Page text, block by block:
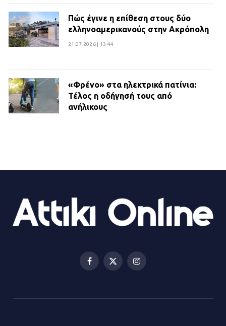
Πώς έγινε η επίθεση στους δύο
ελληνοαμερικανούς στην Ακρόπολη
21.07.2026 | 13:44
«Φρένο» στα ηλεκτρικά πατίνια:
Τέλος η οδήγησή τους από
ανήλικους
Βριλήσσια: Αυτοκίνητο έσπασε
τζαμαρία και μπήκε μέσα σε μαγαζί
Facebook
X
Instagram